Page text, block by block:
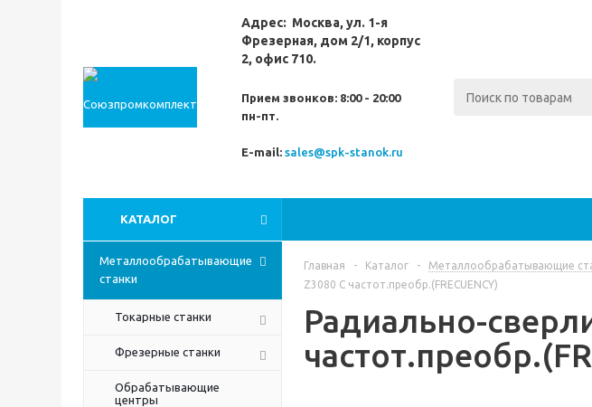
Адрес: Москва, ул. 1-я
Фрезерная, дом 2/1, корпус
2, офис 710.
Прием звонков: 8:00 - 20:00
пн-пт.
E-mail: sales@spk-stanok.ru
КАТАЛОГ
Металлообрабатывающие
станки
Токарные станки
Фрезерные станки
Обрабатывающие
центры
Главная - Каталог - Металлообрабатывающие
Z3080 С частот.преобр.(FRECUENCY)
Радиально-